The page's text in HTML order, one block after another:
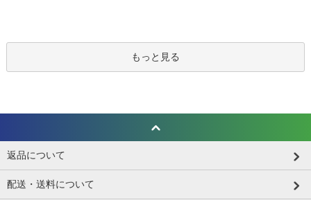
もっと見る
返品について
配送・送料について